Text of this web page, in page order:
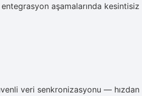
aşamalarında kesintisiz
veri senkronizasyonu — hızdan